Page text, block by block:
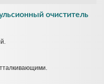
очиститель